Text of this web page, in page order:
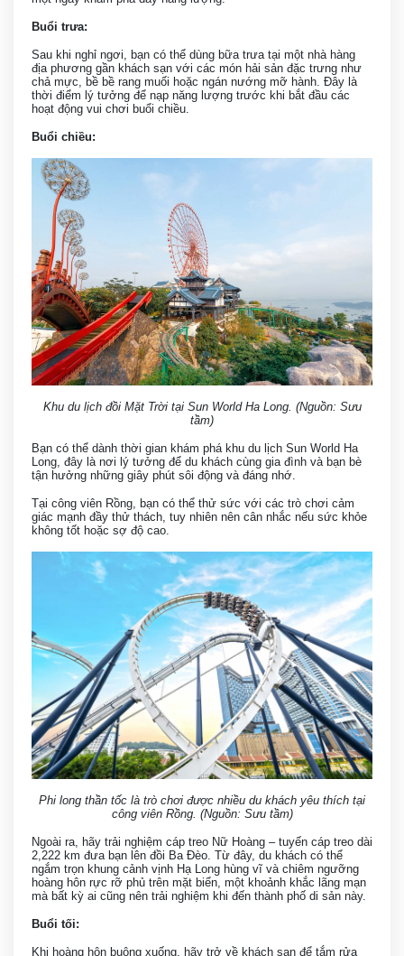
Buổi trưa:
Sau khi nghỉ ngơi, bạn có thể dùng bữa trưa tại một nhà hàng
địa phương gần khách sạn với các món hải sản đặc trưng như
chả mực, bề bề rang muối hoặc ngán nướng mỡ hành. Đây là
thời điểm lý tưởng để nạp năng lượng trước khi bắt đầu các
hoạt động vui chơi buổi chiều.
Buổi chiều:
Khu du lịch đồi Mặt Trời tại Sun World Ha Long. (Nguồn: Sưu
tầm)
Bạn có thể dành thời gian khám phá khu du lịch Sun World Ha
Long, đây là nơi lý tưởng để du khách cùng gia đình và bạn bè
tận hưởng những giây phút sôi động và đáng nhớ.
Tại công viên Rồng, bạn có thể thử sức với các trò chơi cảm
giác mạnh đầy thử thách, tuy nhiên nên cân nhắc nếu sức khỏe
không tốt hoặc sợ độ cao.
Phi long thần tốc là trò chơi được nhiều du khách yêu thích tại
công viên Rồng. (Nguồn: Sưu tầm)
Ngoài ra, hãy trải nghiệm cáp treo Nữ Hoàng – tuyến cáp treo dài
2,222 km đưa bạn lên đồi Ba Đèo. Từ đây, du khách có thể
ngắm trọn khung cảnh vịnh Hạ Long hùng vĩ và chiêm ngưỡng
hoàng hôn rực rỡ phủ trên mặt biển, một khoảnh khắc lãng mạn
mà bất kỳ ai cũng nên trải nghiệm khi đến thành phố di sản này.
Buổi tối:
Khi hoàng hôn buông xuống, hãy trở về khách sạn để tắm rửa